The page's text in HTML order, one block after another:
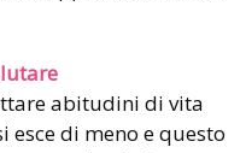
abitudini di vita
di meno e questo